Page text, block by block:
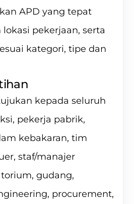
APD yang tepat
pekerjaan, serta
kategori, tipe dan
kepada seluruh
pekerja pabrik,
kebakaran, tim
staf/manajer
gudang,
procurement,